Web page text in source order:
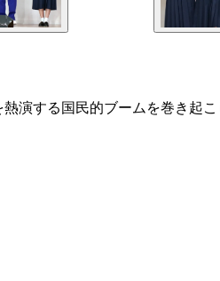
演する国民的ブームを巻き起